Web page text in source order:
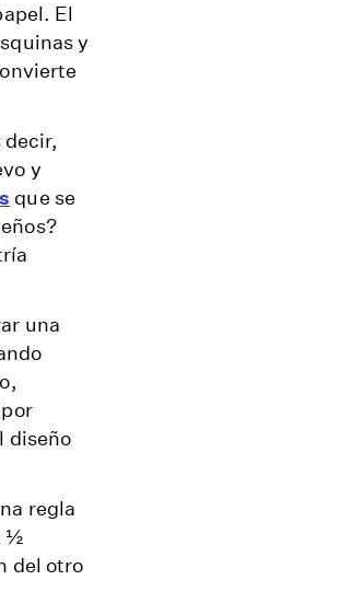
El
y
decir,
y
que se
una
diseño
regla
½
del otro